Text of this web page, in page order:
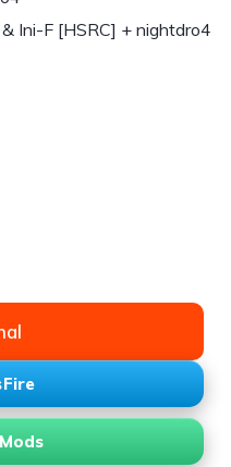
Ini-F [HSRC] + nightdro4